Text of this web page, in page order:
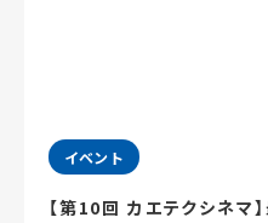
イベント
【第10回 カエテクシネマ